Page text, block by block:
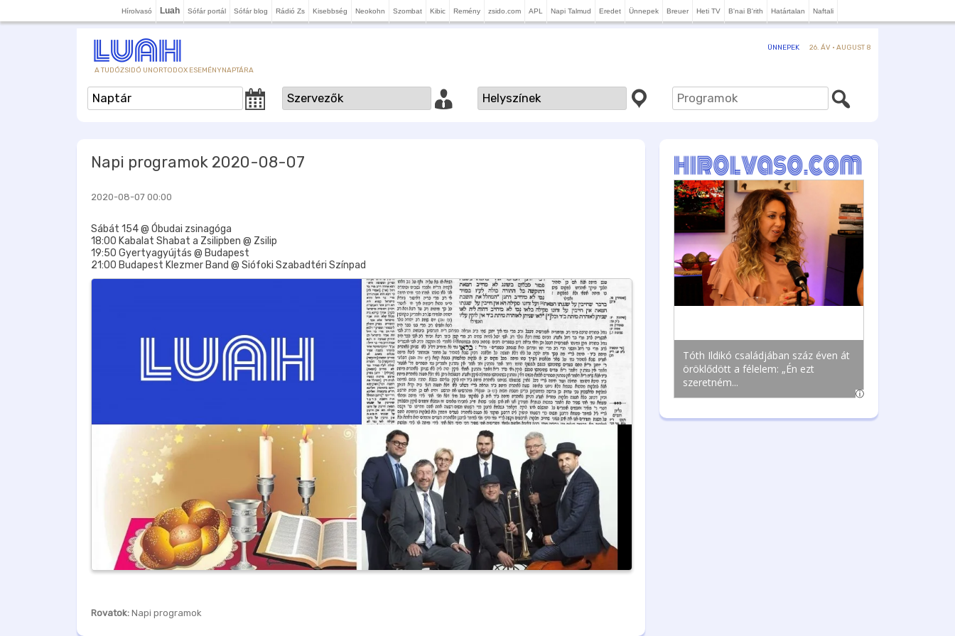
Hírolvasó Luah Sófár portál Sófár blog Rádió Zs Kisebbség Neokohn Szombat Kibic Remény zsido.com APL Napi Talmud Eredet Ünnepek Breuer Heti TV B'nai B'rith Határtalan Naftali
A TUDÓZSIDÓ UNORTODOX ESEMÉNYNAPTÁRA
ÜNNEPEK 26. ÁV · AUGUST 8
Napi programok 2020-08-07
2020-08-07 00:00
Sábát 154 @ Óbudai zsinagóga
18:00 Kabalat Shabat a Zsilipben @ Zsilip
19:50 Gyertyagyújtás @ Budapest
21:00 Budapest Klezmer Band @ Siófoki Szabadtéri Színpad
Rovatok: Napi programok